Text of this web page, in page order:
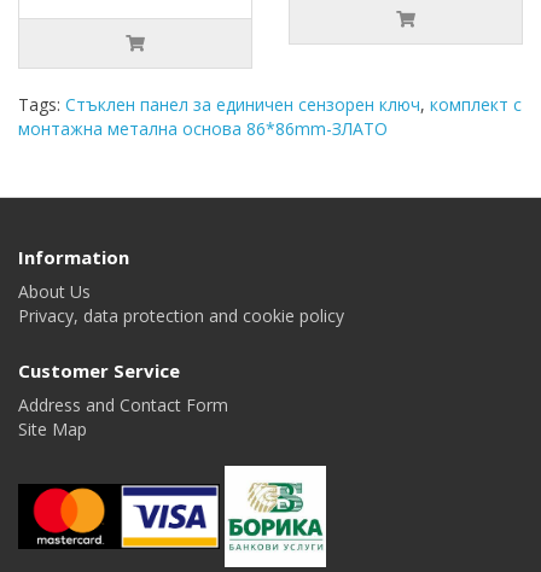
Tags: Стъклен панел за единичен сензорен ключ, комплект с
монтажна метална основа 86*86mm-ЗЛАТО
Information
About Us
Privacy, data protection and cookie policy
Customer Service
Address and Contact Form
Site Map